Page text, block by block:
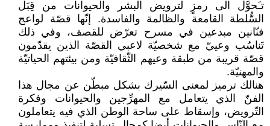
تـَحوَّل الى رمزٍ لترويض البشر والحيوانات من قِبَل
السُّلطة القامعة والظالمة والفاسدة. إنّها قصّة لواعج
فنّانين مبدعين في مسرح تعرّض للقصف، وفي ذلك
تَناسُب وعييّ مع شخصيّة لاعبي القصّة الذين يقدّمون
قصّة قريبة من طبقة وعيهم الثّقافيّة ومن بيئتهم الحياتيّة
والمهنيّة.
هنالك ترميز لمعنى السّيرك بشكل مبطّن عن مجال هذا
الفنّ الذي يتعامل مع المهرِّجين والحيوانات وفكرة
التّرويض، وإسقاط على ساحة الوطن الذي فيه يتعاملون